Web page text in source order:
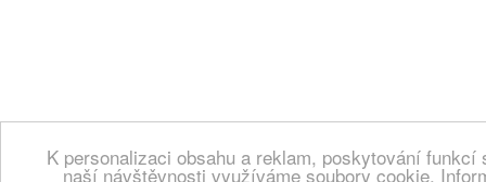
K personalizaci obsahu a reklam, poskytování
naší návštěvnosti využíváme soubory cookie.